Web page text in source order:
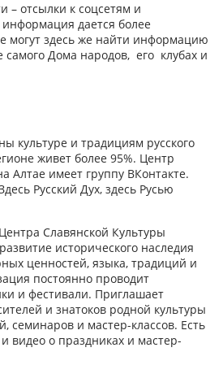
– отсылки к соцсетям и
дается более
могут здесь же найти информацию
самого Дома народов, его клубах и
культуре и традициям русского
живет более 95%. Центр
Алтае имеет группу ВКонтакте.
Русский Дух, здесь Русью
Славянской Культуры
исторического наследия
ценностей, языка, традиций и
постоянно проводит
и фестивали. Приглашает
и знатоков родной культуры
семинаров и мастер-классов. Есть
видео о праздниках и мастер-